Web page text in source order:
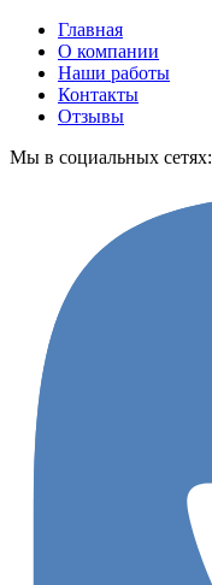
Главная
О компании
Наши работы
Контакты
Отзывы
Мы в социальных сетях: